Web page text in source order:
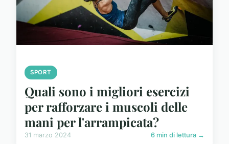
SPORT
Quali sono i migliori esercizi
per rafforzare i muscoli delle
mani per l'arrampicata?
31 marzo 2024 6 min di lettura →